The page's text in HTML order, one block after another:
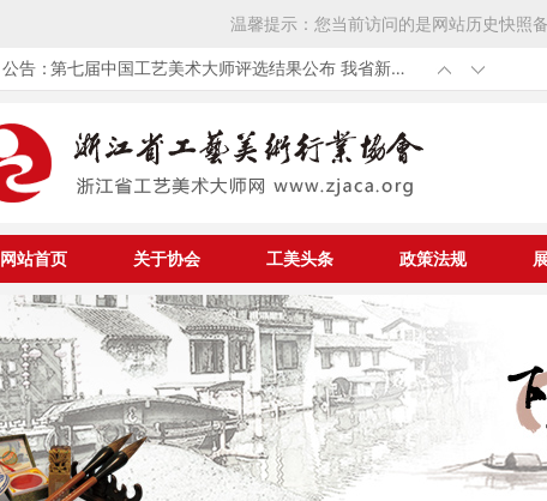
温馨提示：您当前访问的是网站历史快照
公告：第七届中国工艺美术大师评选结果公布 我省新增
10位中国工艺美术大师
浙江省工艺美术行业协会组团参加第53届全国工
遗工匠专项公益工程工美项目大国非遗工匠认定
与资助仪式的通知
中国轻工业联合会《关于开展第七届中国工艺美
术大师评选工作的通知》
关于《浙江省工艺美术行业协会章程》补充修改
的通知
网站首页 关于协会 工美头条 政策法规